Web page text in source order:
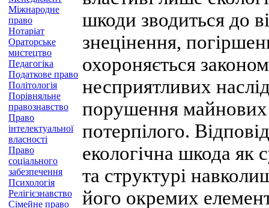
Міжнародне
право
Нотаріат
Ораторське
мистецтво
Педагогіка
Податкове право
Політологія
Порівняльне
правознавство
Право
інтелектуальної
власності
Право
соціального
забезпечення
Психологія
Релігієзнавство
Сімейне право
шкоди зводиться до
знецінення,
охороняється
несприятливих
порушення
потерпілого.
екологічна шкода як
та структурі
його окремих